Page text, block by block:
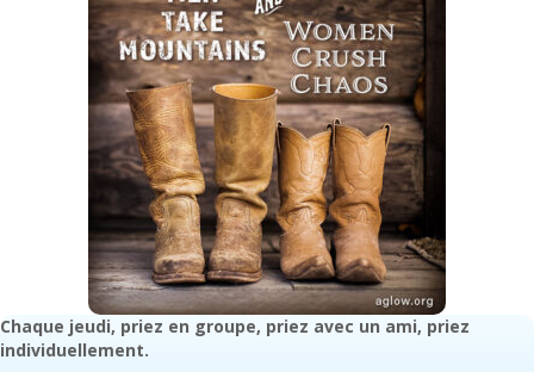
Chaque jeudi, priez en groupe, priez avec un ami, priez
individuellement.